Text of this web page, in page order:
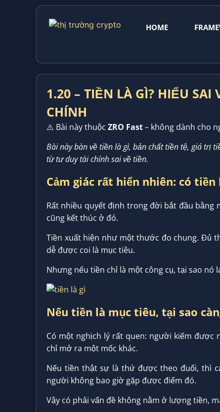
HOME
1.20 – TIỀN LÀ GÌ? HIỂU
CHÍNH
⚠️ Bài này thuộc ZRO Fast– không dành cho
Bài này bàn về tiền là gì, bản chất tiền tệ, giá trị
từ tư duy tài chính sai về tiền.
Cảm giác rất hiển nhiên: có tiền
Rất nhiều quyết định trong đời bắt đầu bằng
cũng kết thúc ở đó.
Tiền xuất hiện như một thước đo chung. Đủ
dễ được coi là mục tiêu.
Nhưng nếu tiền chỉ là một công cụ, tại sao nó
Nếu tiền là mục tiêu, tại sao
Có một nghịch lý rất quen: người kiếm
chỉ mở ra một mốc khác.
Nếu tiền thật sự là thứ được theo đuổi, thì
người không bao giờ gặp được điểm đó.
Vậy có phải vấn đề không nằm ở lượng tiền,